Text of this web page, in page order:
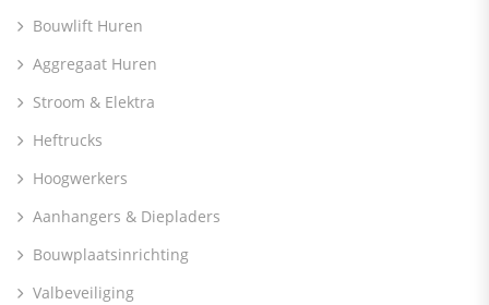
Bouwlift Huren
Aggregaat Huren
Stroom & Elektra
Heftrucks
Hoogwerkers
Aanhangers & Diepladers
Bouwplaatsinrichting
Valbeveiliging